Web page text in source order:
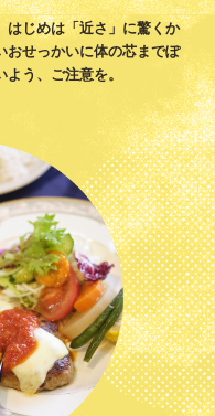
はじめは「近さ」に驚くか
おせっかいに体の芯までぽ
う、ご注意を。